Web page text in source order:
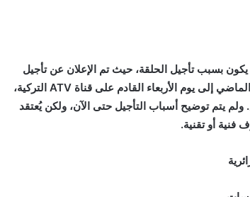
بسبب تأجيل الحلقة، حيث تم الإعلان عن تأجيل
عرض الحلقة 168 من مسلسل عثمان الجزء السادس من يوم الأربعاء الماضي إلى يوم الأربعاء القادم على قناة ATV التركية،
ولم يتم توضيح أسباب التأجيل حتى الآن، ولكن يُعتقد
أو تقنية.